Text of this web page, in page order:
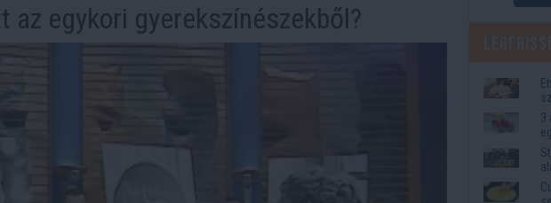
egykori gyerekszínészekből?
3